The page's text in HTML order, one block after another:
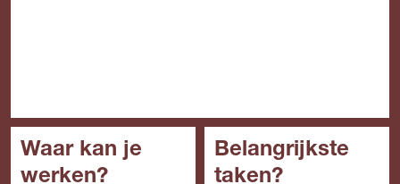
Waar kan je
werken?
Belangrijkste
taken?